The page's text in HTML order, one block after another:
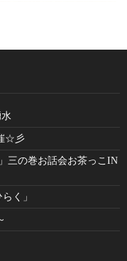
☆彡
三の巻お話会お茶っこIN
く」